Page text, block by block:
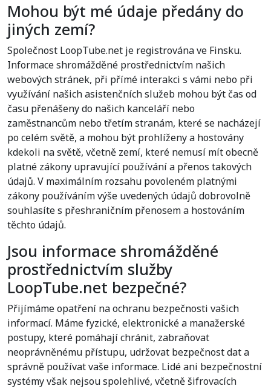
Mohou být mé údaje předány do
jiných zemí?
Společnost LoopTube.net je registrována ve Finsku.
Informace shromážděné prostřednictvím našich
webových stránek, při přímé interakci s vámi nebo při
využívání našich asistenčních služeb mohou být čas od
času přenášeny do našich kanceláří nebo
zaměstnancům nebo třetím stranám, které se nacházejí
po celém světě, a mohou být prohlíženy a hostovány
kdekoli na světě, včetně zemí, které nemusí mít obecně
platné zákony upravující používání a přenos takových
údajů. V maximálním rozsahu povoleném platnými
zákony používáním výše uvedených údajů dobrovolně
souhlasíte s přeshraničním přenosem a hostováním
těchto údajů.
Jsou informace shromážděné
prostřednictvím služby
LoopTube.net bezpečné?
Přijímáme opatření na ochranu bezpečnosti vašich
informací. Máme fyzické, elektronické a manažerské
postupy, které pomáhají chránit, zabraňovat
neoprávněnému přístupu, udržovat bezpečnost dat a
správně používat vaše informace. Lidé ani bezpečnostní
systémy však nejsou spolehlivé, včetně šifrovacích